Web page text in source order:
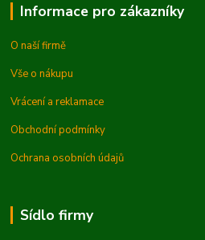
Informace pro zákazníky
O naší firmě
Vše o nákupu
Vrácení a reklamace
Obchodní podmínky
Ochrana osobních údajů
Sídlo firmy